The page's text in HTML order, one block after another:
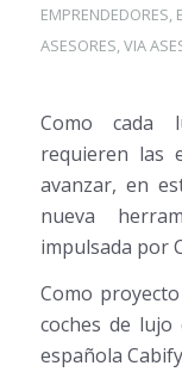
EMPRENDEDORES,
ASESORES,VIA
Como cada
requieren las
avanzar, en
nueva
impulsada por
Como
coches de lujo
española